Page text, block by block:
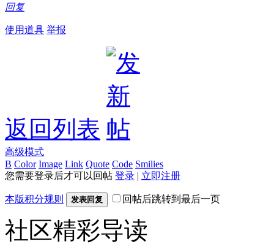
回复
使用道具 举报
返回列表
高级模式
B Color Image Link Quote Code Smilies
您需要登录后才可以回帖 登录 | 立即注册
本版积分规则 发表回复 回帖后跳转到最后一页
社区精彩导读